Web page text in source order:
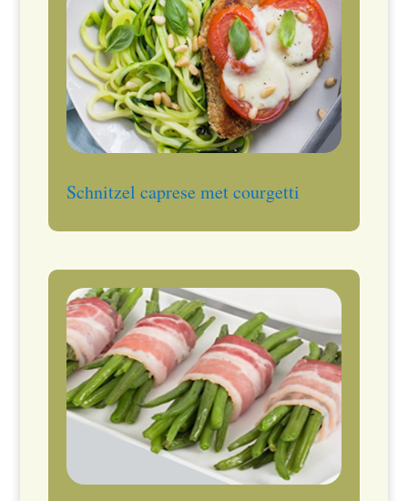
Schnitzel caprese met courgetti